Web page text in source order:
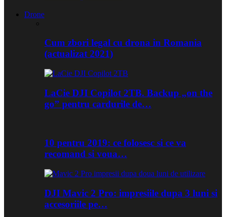
Drone
Cum zbori legal cu drona in Romania
(actualizat 2021)
LaCie DJI Copilot 2TB. Backup „on the
go” pentru cardurile de…
10 pentru 2019: ce folosesc si ce va
recomand si voua…
DJI Mavic 2 Pro: impresiile dupa 3 luni si
accesoriile pe…